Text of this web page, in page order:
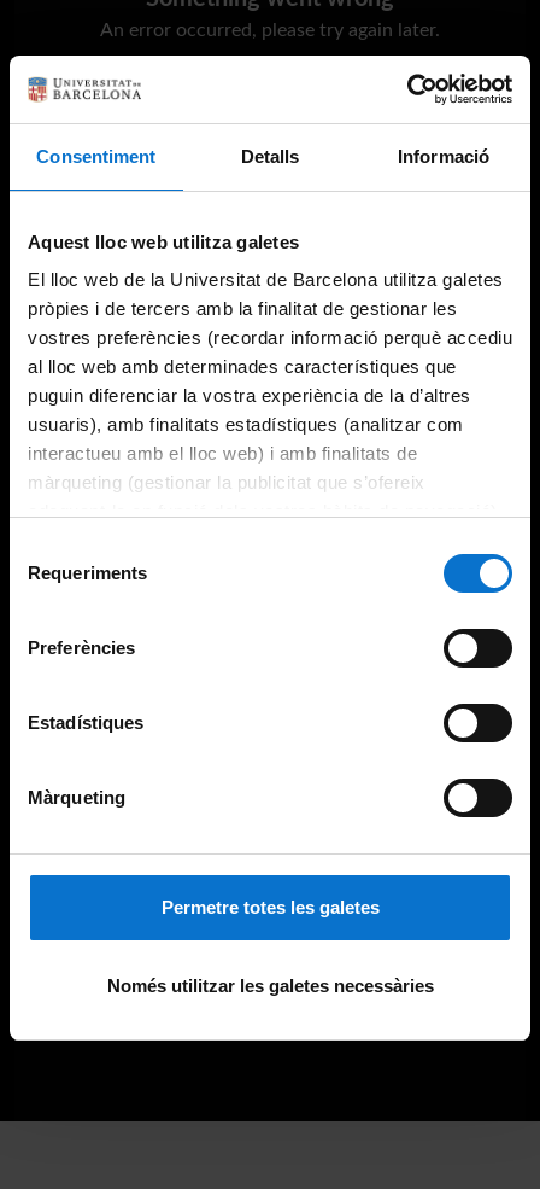
Consentiment Detalls Informació
Aquest lloc web utilitza galetes
El lloc web de la Universitat de Barcelona utilitza galetes
pròpies i de tercers amb la finalitat de gestionar les
vostres preferències (recordar informació perquè accediu
al lloc web amb determinades característiques que
puguin diferenciar la vostra experiència de la d’altres
usuaris), amb finalitats estadístiques (analitzar com
interactueu amb el lloc web) i amb finalitats de
màrqueting (gestionar la publicitat que s’ofereix
consultar laPolítica de galetes del lloc web de la
Requeriments
Preferències
Estadístiques
Màrqueting
Permetre totes les galetes
Només utilitzar les galetes necessàries
An error occurred, please try again later.